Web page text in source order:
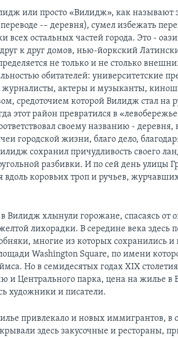
или просто «Вилидж», как называют
-– деревня), сумел избежать
всех остальных частей города. Это -
к друг домов, нью-йоркский
не только и не столько
обитателей: университетские
журналисты, актеры и музыканты,
средоточием которой Вилидж стал на
этот район превратился в
своему названию - деревня,
городской жизни, благо дело,
сохранил причудливость своего
разбивки. И по сей день улицы
вдоль коровьих троп и ручьев,
в Вилидж хлынули горожане, спасаясь
лихорадки. В середине века здесь
многие из которых сохранились и
Washington Square, по имени
Но в семидесятых годах XIX
и Центрального парка, цена на жилье в
художники и писатели.
привлекало и новых иммигрантов, в
здесь закусочные и рестораны,